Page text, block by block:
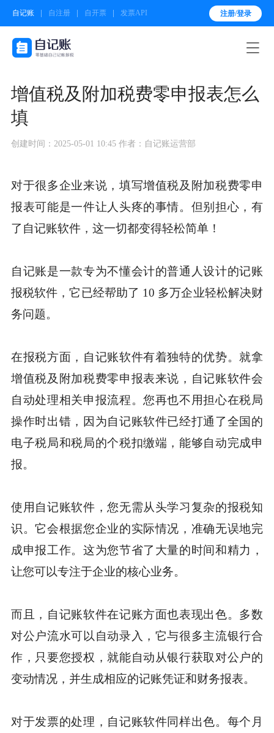
自记账 自注册 自开票 发票API 注册/登录

增值税及附加税费零申报表怎么
填
创建时间：2025-05-01 10:45 作者：自记账运营部
对于很多企业来说，填写增值税及附加税费零申
报表可能是一件让人头疼的事情。但别担心，有
了自记账软件，这一切都变得轻松简单！
自记账是一款专为不懂会计的普通人设计的记账
报税软件，它已经帮助了 10 多万企业轻松解决财
务问题。
在报税方面，自记账软件有着独特的优势。就拿
增值税及附加税费零申报表来说，自记账软件会
自动处理相关申报流程。您再也不用担心在税局
操作时出错，因为自记账软件已经打通了全国的
电子税局和税局的个税扣缴端，能够自动完成申
报。
使用自记账软件，您无需从头学习复杂的报税知
识。它会根据您企业的实际情况，准确无误地完
成申报工作。这为您节省了大量的时间和精力，
让您可以专注于企业的核心业务。
而且，自记账软件在记账方面也表现出色。多数
对公户流水可以自动录入，它与很多主流银行合
作，只要您授权，就能自动从银行获取对公户的
变动情况，并生成相应的记账凭证和财务报表。
对于发票的处理，自记账软件同样出色。每个月